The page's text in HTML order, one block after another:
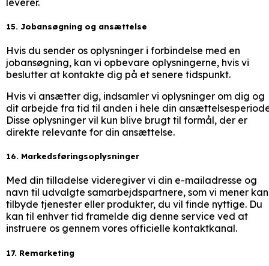
15. Jobansøgning og ansættelse
Hvis du sender os oplysninger i forbindelse med en
jobansøgning, kan vi opbevare oplysningerne, hvis vi
beslutter at kontakte dig på et senere tidspunkt.
Hvis vi ansætter dig, indsamler vi oplysninger om dig og
dit arbejde fra tid til anden i hele din
Disse oplysninger vil kun blive brugt til formål, der er
direkte relevante for din ansættelse.
16. Markedsføringsoplysninger
Med din tilladelse videregiver vi din e-mailadresse og
navn til udvalgte samarbejdspartnere, som vi mener kan
tilbyde tjenester eller produkter, du vil finde nyttige. Du
kan til enhver tid framelde dig denne service ved at
instruere os gennem vores officielle kontaktkanal.
17. Remarketing